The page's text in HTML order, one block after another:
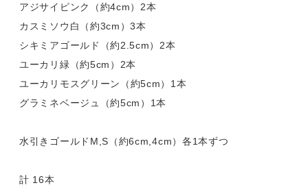
アジサイピンク（約4cm）2本
カスミソウ白（約3cm）3本
シキミアゴールド（約2.5cm）2本
ユーカリ緑（約5cm）2本
ユーカリモスグリーン（約5cm）1本
グラミネベージュ（約5cm）1本
水引きゴールドM,S（約6cm,4cm）各1本ずつ
計 16本